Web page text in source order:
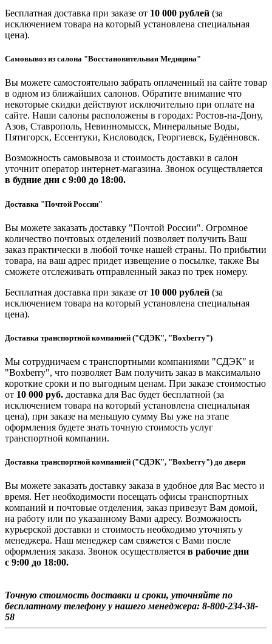
Бесплатная доставка при заказе от 10 000 рублей (за
исключением товара на который установлена специальная
цена).
Самовывоз из салона "Восстановительная Медицина"
Вы можете самостоятельно забрать оплаченный на сайте товар
в одном из ближайших салонов. Обратите внимание что
некоторые скидки действуют исключительно при оплате на
сайте. Наши салоны расположены в городах: Ростов-на-Дону,
Азов, Ставрополь, Невинномысск, Минеральные Воды,
Пятигорск, Ессентуки, Кисловодск, Георгиевск, Будённовск.
Возможность самовывоза и стоимость доставки в салон
уточнит оператор интернет-магазина. Звонок осуществляется
в будние дни с 9:00 до 18:00.
Доставка "Почтой России"
Вы можете заказать доставку "Почтой России". Огромное
количество почтовых отделений позволяет получить Ваш
заказ практически в любой точке нашей страны. По прибытии
товара, на ваш адрес придет извещение о посылке, также Вы
сможете отслеживать отправленный заказ по трек номеру.
Бесплатная доставка при заказе от 10 000 рублей (за
исключением товара на который установлена специальная
цена).
Доставка транспортной компанией ("СДЭК", "Boxberry")
Мы сотрудничаем с транспортными компаниями "СДЭК" и
"Boxberry", что позволяет Вам получить заказ в максимально
короткие сроки и по выгодным ценам. При заказе стоимостью
от 10 000 руб. доставка для Вас будет бесплатной (за
исключением товара на который установлена специальная
цена), при заказе на меньшую сумму Вы уже на этапе
оформления будете знать точную стоимость услуг
транспортной компании.
Доставка транспортной компанией ("СДЭК", "Boxberry") до двери
Вы можете заказать доставку заказа в удобное для Вас место и
время. Нет необходимости посещать офисы транспортных
компаний и почтовые отделения, заказ привезут Вам домой,
на работу или по указанному Вами адресу. Возможность
курьерской доставки и стоимость необходимо уточнять у
менеджера. Наш менеджер сам свяжется с Вами после
оформления заказа. Звонок осуществляется в рабочие дни
с 9:00 до 18:00.
Точную стоимость доставки и сроки, уточняйте по
бесплатному телефону у нашего менеджера: 8-800-234-38-
58